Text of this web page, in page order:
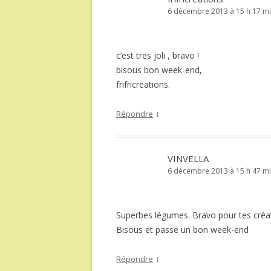
6 décembre 2013 à 15 h 17
c’est tres joli , bravo !
bisous bon week-end,
frifricreations.
Répondre ↓
VINVELLA
6 décembre 2013 à 15 h 47
Superbes légumes. Bravo pour tes
Bisous et passe un bon week-end
Répondre ↓